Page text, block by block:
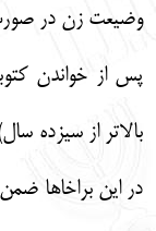
وضيعت زن در
پس از خواندن
بالاتر از سيزده
در اين براخاها